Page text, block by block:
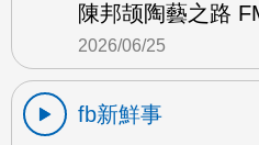
陳邦颉陶藝之路
2026/06/25
fb新鮮事